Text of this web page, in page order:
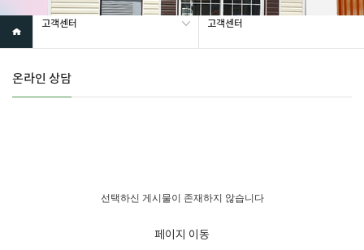
고객센터 고객센터
온라인 상담
선택하신 게시물이 존재하지 않습니다
페이지 이동